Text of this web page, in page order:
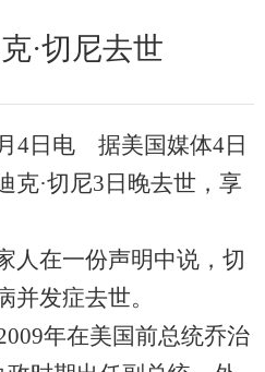
·切尼去世
日电 据美国媒体4日
克·切尼3日晚去世，享
在一份声明中说，切
并发症去世。
年在美国前总统乔治